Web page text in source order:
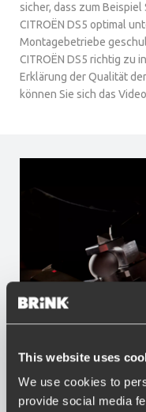
This website uses
We use cookies to
provide social media
sicher, dass zum
CITROËN DS5 optimal
Montagebetriebe
CITROËN DS5 richtig zu
Erklärung der Qualität
können Sie sich das
Vorteile
Größter Sortiment